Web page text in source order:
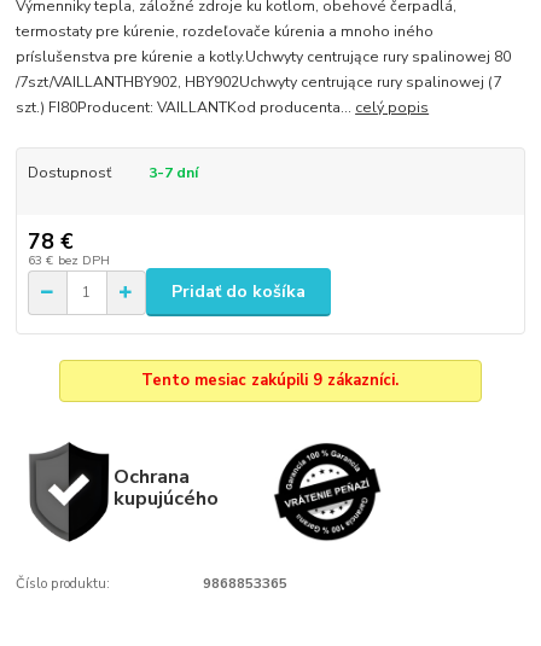
Výmenniky tepla, záložné zdroje ku kotlom, obehové čerpadlá,
termostaty pre kúrenie, rozdeľovače kúrenia a mnoho iného
príslušenstva pre kúrenie a kotly.Uchwyty centrujące rury spalinowej 80
/7szt/VAILLANTHBY902, HBY902Uchwyty centrujące rury spalinowej (7
szt.) FI80Producent: VAILLANTKod producenta... celý popis
Dostupnosť 3-7 dní
78 €
63 € bez DPH
Pridať do košíka
Tento mesiac zakúpili 9 zákazníci.
Ochrana
kupujúcého
Číslo produktu: 9868853365